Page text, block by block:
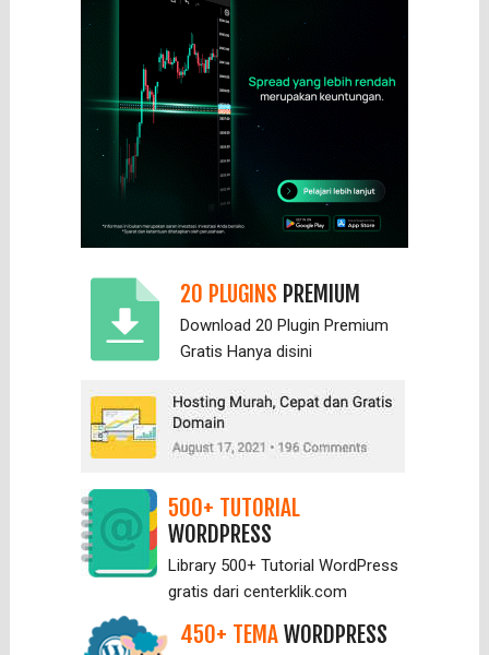
20 PLUGINS PREMIUM
Download 20 Plugin Premium
Gratis Hanya disini
500+ TUTORIAL
WORDPRESS
Library 500+ Tutorial WordPress
gratis dari centerklik.com
450+ TEMAWORDPRESS